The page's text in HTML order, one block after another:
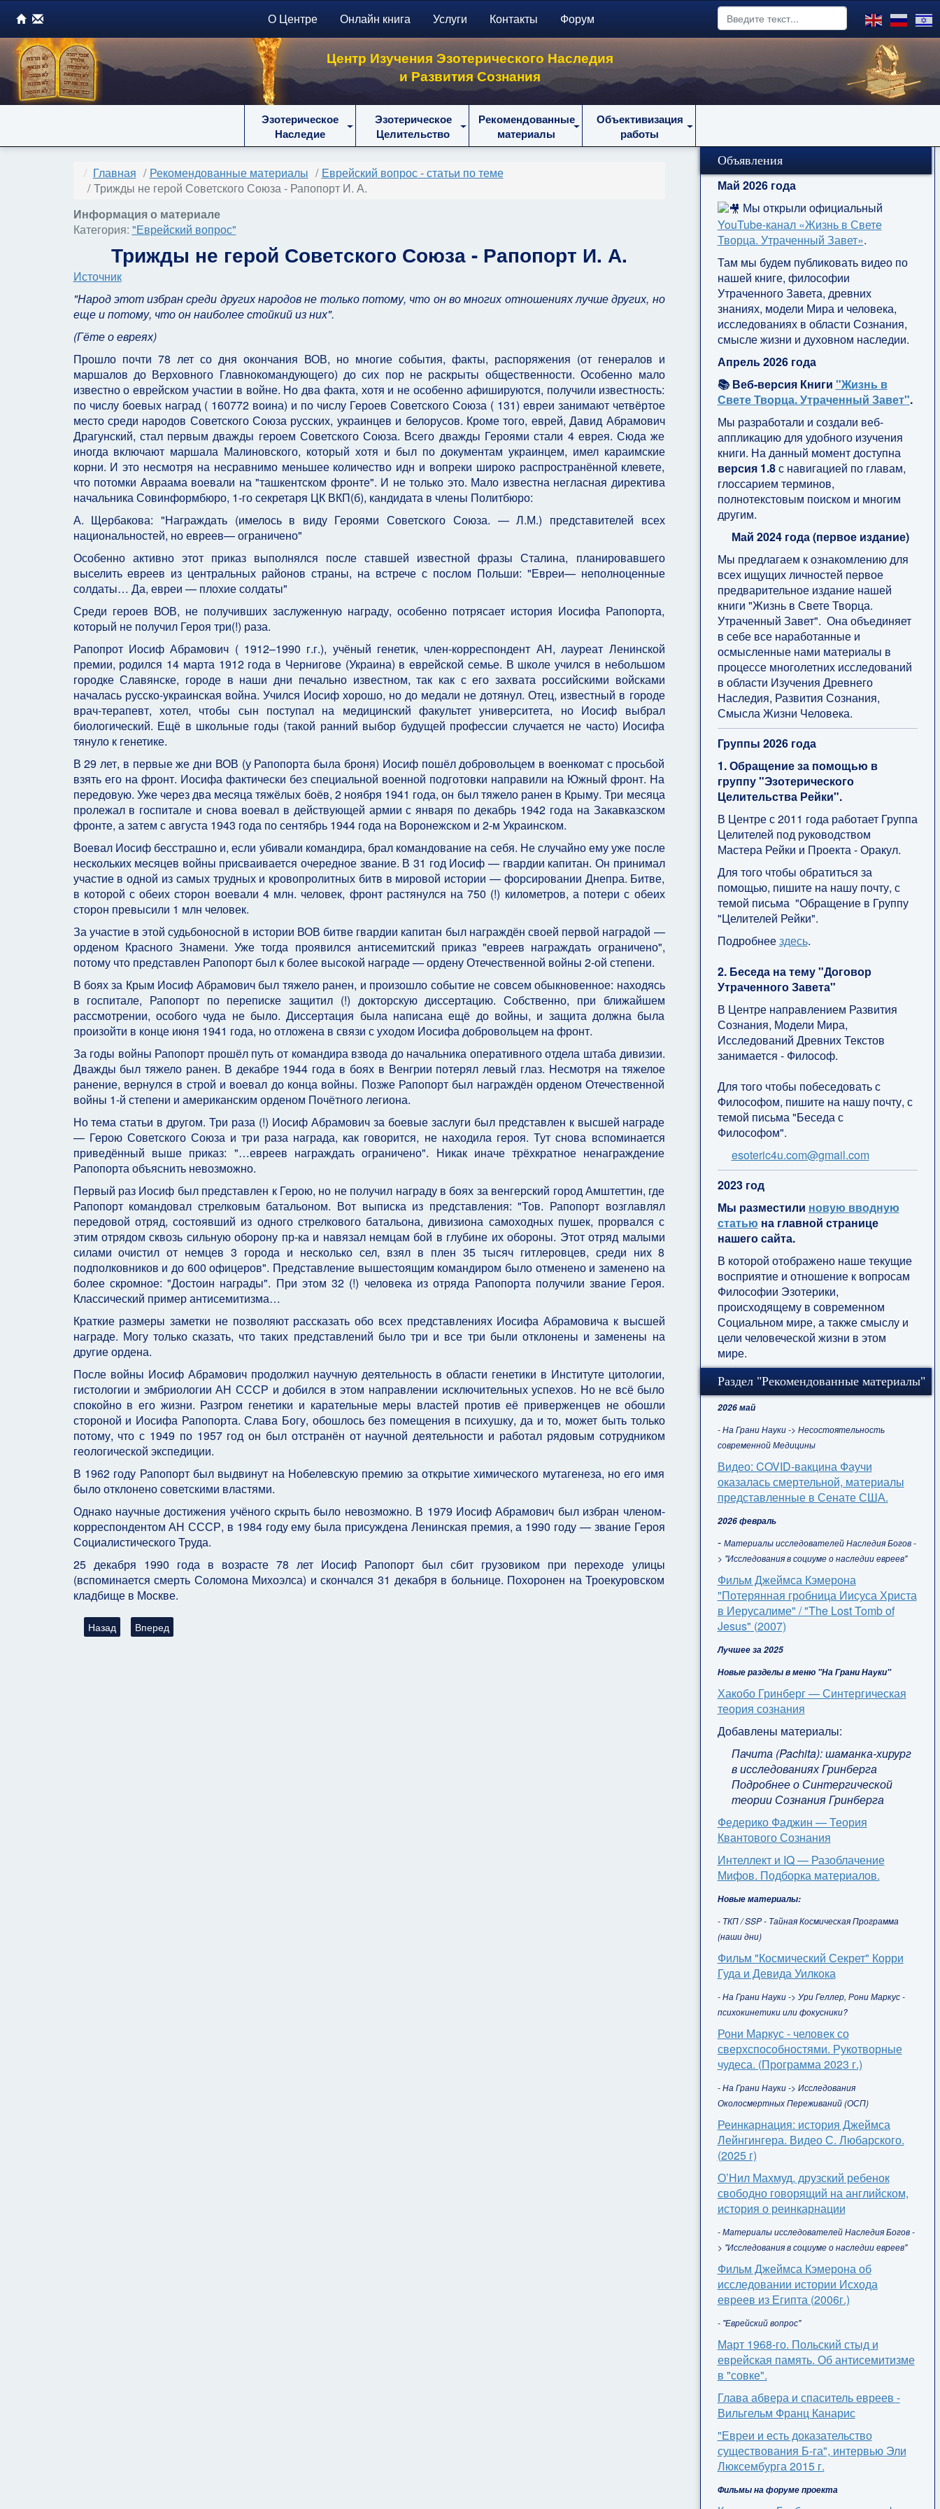
О Центре Онлайн книга Услуги Контакты Форум
Центр Изучения Эзотерического Наследия
и Развития Сознания
Эзотерическое
Наследие
Эзотерическое
Целительство
Рекомендованные
материалы
Объективизация
работы
Главная Рекомендованные материалы
Еврейский вопрос - статьи по теме
Трижды не герой Советского Союза - Рапопорт И. А.
Информация о материале
Категория: "Еврейский вопрос"
Трижды не герой Советского Союза - Рапопорт И. А.
Источник
"Народ этот избран среди других народов не только потому, что он во многих отношениях лучше других, но
еще и потому, что он наиболее стойкий из них".
(Гёте о евреях)
Прошло почти 78 лет со дня окончания ВОВ, но многие события, факты, распоряжения (от генералов и
маршалов до Верховного Главнокомандующего) до сих пор не раскрыты общественности. Особенно мало
известно о еврейском участии в войне. Но два факта, хотя и не особенно афишируются, получили известность:
по числу боевых наград ( 160772 воина) и по числу Героев Советского Союза ( 131) евреи занимают четвёртое
место среди народов Советского Союза русских, украинцев и белорусов. Кроме того, еврей, Давид Абрамович
Драгунский, стал первым дважды героем Советского Союза. Всего дважды Героями стали 4 еврея. Сюда же
иногда включают маршала Малиновского, который хотя и был по документам украинцем, имел караимские
корни. И это несмотря на несравнимо меньшее количество идн и вопреки широко распространённой клевете,
что потомки Авраама воевали на "ташкентском фронте". И не только это. Мало известна негласная директива
начальника Совинформбюро, 1-го секретаря ЦК ВКП(б), кандидата в члены Политбюро:
А. Щербакова: "Награждать (имелось в виду Героями Советского Союза. — Л.М.) представителей всех
национальностей, но евреев— ограничено"
Особенно активно этот приказ выполнялся после ставшей известной фразы Сталина, планировавшего
выселить евреев из центральных районов страны, на встрече с послом Польши: "Евреи— неполноценные
солдаты… Да, евреи — плохие солдаты"
Среди героев ВОВ, не получивших заслуженную награду, особенно потрясает история Иосифа Рапопорта,
который не получил Героя три(!) раза.
Рапопрот Иосиф Абрамович ( 1912–1990 г.г.), учёный генетик, член-корреспондент АН, лауреат Ленинской
премии, родился 14 марта 1912 года в Чернигове (Украина) в еврейской семье. В школе учился в небольшом
городке Славянске, городе в наши дни печально известном, так как с его захвата российскими войсками
началась русско-украинская война. Учился Иосиф хорошо, но до медали не дотянул. Отец, известный в городе
врач-терапевт, хотел, чтобы сын поступал на медицинский факультет университета, но Иосиф выбрал
биологический. Ещё в школьные годы (такой ранний выбор будущей профессии случается не часто) Иосифа
тянуло к генетике.
В 29 лет, в первые же дни ВОВ (у Рапопорта была броня) Иосиф пошёл добровольцем в военкомат с просьбой
взять его на фронт. Иосифа фактически без специальной военной подготовки направили на Южный фронт. На
передовую. Уже через два месяца тяжёлых боёв, 2 ноября 1941 года, он был тяжело ранен в Крыму. Три месяца
пролежал в госпитале и снова воевал в действующей армии с января по декабрь 1942 года на Закавказском
фронте, а затем с августа 1943 года по сентябрь 1944 года на Воронежском и 2-м Украинском.
Воевал Иосиф бесстрашно и, если убивали командира, брал командование на себя. Не случайно ему уже после
нескольких месяцев войны присваивается очередное звание. В 31 год Иосиф — гвардии капитан. Он принимал
участие в одной из самых трудных и кровопролитных битв в мировой истории — форсировании Днепра. Битве,
в которой с обеих сторон воевали 4 млн. человек, фронт растянулся на 750 (!) километров, а потери с обеих
сторон превысили 1 млн человек.
За участие в этой судьбоносной в истории ВОВ битве гвардии капитан был награждён своей первой наградой —
орденом Красного Знамени. Уже тогда проявился антисемитский приказ "евреев награждать ограничено",
потому что представлен Рапопорт был к более высокой награде — ордену Отечественной войны 2-ой степени.
В боях за Крым Иосиф Абрамович был тяжело ранен, и произошло событие не совсем обыкновенное: находясь
в госпитале, Рапопорт по переписке защитил (!) докторскую диссертацию. Собственно, при ближайшем
рассмотрении, особого чуда не было. Диссертация была написана ещё до войны, и защита должна была
произойти в конце июня 1941 года, но отложена в связи с уходом Иосифа добровольцем на фронт.
За годы войны Рапопорт прошёл путь от командира взвода до начальника оперативного отдела штаба дивизии.
Дважды был тяжело ранен. В декабре 1944 года в боях в Венгрии потерял левый глаз. Несмотря на тяжелое
ранение, вернулся в строй и воевал до конца войны. Позже Рапопорт был награждён орденом Отечественной
войны 1-й степени и американским орденом Почётного легиона.
Но тема статьи в другом. Три раза (!) Иосиф Абрамович за боевые заслуги был представлен к высшей награде
— Герою Советского Союза и три раза награда, как говорится, не находила героя. Тут снова вспоминается
приведённый выше приказ: "…евреев награждать ограничено". Никак иначе трёхкратное ненаграждение
Рапопорта объяснить невозможно.
Первый раз Иосиф был представлен к Герою, но не получил награду в боях за венгерский город Амштеттин, где
Рапопорт командовал стрелковым батальоном. Вот выписка из представления: "Тов. Рапопорт возглавлял
передовой отряд, состоявший из одного стрелкового батальона, дивизиона самоходных пушек, прорвался с
этим отрядом сквозь сильную оборону пр-ка и навязал немцам бой в глубине их обороны. Этот отряд малыми
силами очистил от немцев 3 города и несколько сел, взял в плен 35 тысяч гитлеровцев, среди них 8
подполковников и до 600 офицеров". Представление вышестоящим командиром было отменено и заменено на
более скромное: "Достоин награды". При этом 32 (!) человека из отряда Рапопорта получили звание Героя.
Классический пример антисемитизма…
Краткие размеры заметки не позволяют рассказать обо всех представлениях Иосифа Абрамовича к высшей
награде. Могу только сказать, что таких представлений было три и все три были отклонены и заменены на
другие ордена.
После войны Иосиф Абрамович продолжил научную деятельность в области генетики в Институте цитологии,
гистологии и эмбриологии АН СССР и добился в этом направлении исключительных успехов. Но не всё было
спокойно в его жизни. Разгром генетики и карательные меры властей против её приверженцев не обошли
стороной и Иосифа Рапопорта. Слава Богу, обошлось без помещения в психушку, да и то, может быть только
потому, что с 1949 по 1957 год он был отстранён от научной деятельности и работал рядовым сотрудником
геологической экспедиции.
В 1962 году Рапопорт был выдвинут на Нобелевскую премию за открытие химического мутагенеза, но его имя
было отклонено советскими властями.
Однако научные достижения учёного скрыть было невозможно. В 1979 Иосиф Абрамович был избран членом-
корреспондентом АН СССР, в 1984 году ему была присуждена Ленинская премия, а 1990 году — звание Героя
Социалистического Труда.
25 декабря 1990 года в возрасте 78 лет Иосиф Рапопорт был сбит грузовиком при переходе улицы
(вспоминается смерть Соломона Михоэлса) и скончался 31 декабря в больнице. Похоронен на Троекуровском
кладбище в Москве.
Предыдущий: Мнение: У концепции палестинского государства цель одна — уничтожить Израиль
Назад Следующий: "Он был врач от Бога". Памяти Мирона Семеновича Вовси
Вперед
Объявления
Май 2026 года
Мы открыли официальный
YouTube‑канал «Жизнь в Свете
Творца. Утраченный Завет».
Там мы будем публиковать видео по
нашей книге, философии
Утраченного Завета, древних
знаниях, модели Мира и человека,
исследованиях в области Сознания,
смысле жизни и духовном наследии.
Апрель 2026 года
📚 Веб-версия Книги "Жизнь в
Свете Творца. Утраченный Завет".
Мы разработали и создали веб-
аппликацию для удобного изучения
книги. На данный момент доступна
версия 1.8с навигацией по главам,
глоссарием терминов,
полнотекстовым поиском и многим
другим.
Май 2024 года (первое издание)
Мы предлагаем к ознакомлению для
всех ищущих личностей первое
предварительное издание нашей
книги "Жизнь в Свете Творца.
Утраченный Завет". Она объединяет
в себе все наработанные и
осмысленные нами материалы в
процессе многолетних исследований
в области Изучения Древнего
Наследия, Развития Сознания,
Смысла Жизни Человека.
Группы 2026 года
1. Обращение за помощью в
группу "Эзотерического
Целительства Рейки".
В Центре с 2011 года работает Группа
Целителей под руководством
Мастера Рейки и Проекта - Оракул.
Для того чтобы обратиться за
помощью, пишите на нашу почту, с
темой письма "Обращение в Группу
"Целителей Рейки".
Подробнеездесь.
2. Беседа на тему "Договор
Утраченного Завета"
В Центре направлением Развития
Сознания, Модели Мира,
Исследований Древних Текстов
занимается - Философ.
Для того чтобы побеседовать с
Философом, пишите на нашу почту, с
темой письма "Беседа с
Философом".
esoteric4u.com@gmail.com
2023 год
Мы разместили новую вводную
статью на главной странице
нашего сайта.
В которой отображено наше текущие
восприятие и отношение к вопросам
Философии Эзотерики,
происходящему в современном
Социальном мире, а также смыслу и
цели человеческой жизни в этом
мире.
Раздел "Рекомендованные материалы"
2026 май
- На Грани Науки -> Несостоятельность
современной Медицины
Видео: COVID-вакцина Фаучи
оказалась смертельной, материалы
представленные в Сенате США.
2026 февраль
- Материалы исследователей Наследия Богов -
> "Исследования в социуме о наследии евреев"
Фильм Джеймса Кэмерона
"Потерянная гробница Иисуса Христа
в Иерусалиме" / "The Lost Tomb of
Jesus" (2007)
Лучшее за 2025
Новые разделы в меню "На Грани Науки"
Хакобо Гринберг — Синтергическая
теория сознания
Добавлены материалы:
Пачита (Pachita): шаманка-хирург
в исследованиях Гринберга
Подробнее о Синтергической
теории Сознания Гринберга
Федерико Фаджин — Теория
Квантового Сознания
Интеллект и IQ — Разоблачение
Мифов. Подборка материалов.
Новые материалы:
- ТКП / SSP - Тайная Космическая Программа
(наши дни)
Фильм "Космический Секрет" Корри
Гуда и Девида Уилкока
- На Грани Науки -> Ури Геллер, Рони Маркус -
психокинетики или фокусники?
Рони Маркус - человек со
сверхспособностями. Рукотворные
чудеса. (Программа 2023 г.)
- На Грани Науки -> Исследования
Околосмертных Переживаний (ОСП)
Реинкарнация: история Джеймса
Лейнгингера. Видео С. Любарского.
(2025 г)
О’Нил Махмуд, друзский ребенок
свободно говорящий на английском,
история о реинкарнации
- Материалы исследователей Наследия Богов -
> "Исследования в социуме о наследии евреев"
Фильм Джеймса Кэмерона об
исследовании истории Исхода
евреев из Египта (2006г.)
- "Еврейский вопрос"
Март 1968-го. Польский стыд и
еврейская память. Об антисемитизме
в "совке".
Глава абвера и спаситель евреев -
Вильгельм Франц Канарис
"Евреи и есть доказательство
существования Б-га", интервью Эли
Люксембурга 2015 г.
Фильмы на форуме проекта